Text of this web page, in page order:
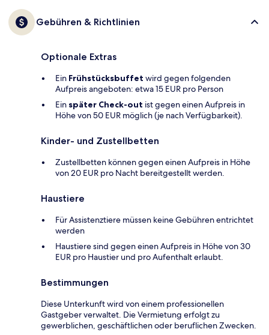
Gebühren & Richtlinien
Optionale Extras
Ein Frühstücksbuffet wird gegen folgenden
Aufpreis angeboten: etwa 15 EUR pro Person
Ein später Check-out ist gegen einen Aufpreis in
Höhe von 50 EUR möglich (je nach Verfügbarkeit).
Kinder- und Zustellbetten
Zustellbetten können gegen einen Aufpreis in Höhe
von 20 EUR pro Nacht bereitgestellt werden.
Haustiere
Für Assistenztiere müssen keine Gebühren entrichtet
werden
Haustiere sind gegen einen Aufpreis in Höhe von 30
EUR pro Haustier und pro Aufenthalt erlaubt.
Bestimmungen
Diese Unterkunft wird von einem professionellen
Gastgeber verwaltet. Die Vermietung erfolgt zu
gewerblichen, geschäftlichen oder beruflichen Zwecken.